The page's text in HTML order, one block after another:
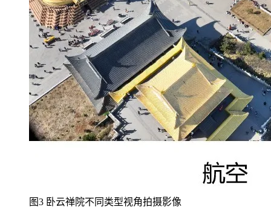
图3 卧云禅院不同类型视角拍摄影像